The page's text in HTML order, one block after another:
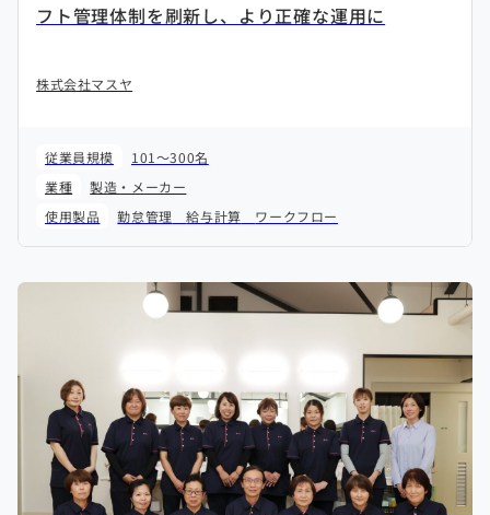
フト管理体制を刷新し、より正確な運用に
株式会社マスヤ
従業員規模
101～300名
業種
製造・メーカー
使用製品
勤怠管理 給与計算 ワークフロー